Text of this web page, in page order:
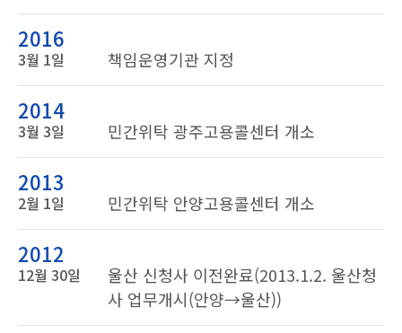
2016
3월 1일 책임운영기관 지정
2014
3월 3일 민간위탁 광주고용콜센터 개소
2013
2월 1일 민간위탁 안양고용콜센터 개소
2012
12월 30일
울산 신청사 이전완료(2013.1.2. 울산청
사 업무개시(안양→울산))